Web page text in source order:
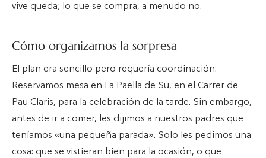
vive queda; lo que se compra, a menudo no.
Cómo organizamos la sorpresa
El plan era sencillo pero requería coordinación.
Reservamos mesa en La Paella de Su, en el Carrer de
Pau Claris, para la celebración de la tarde. Sin embargo,
antes de ir a comer, les dijimos a nuestros padres que
teníamos «una pequeña parada». Solo les pedimos una
cosa: que se vistieran bien para la ocasión, o que